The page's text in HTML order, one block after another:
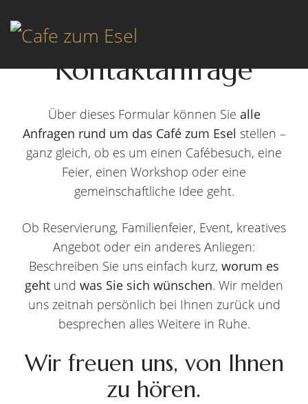
Kontaktanfrage
Über dieses Formular können Sie alle
Anfragen rund um das Café zum Esel stellen –
ganz gleich, ob es um einen Cafébesuch, eine
Feier, einen Workshop oder eine
gemeinschaftliche Idee geht.
Ob Reservierung, Familienfeier, Event, kreatives
Angebot oder ein anderes Anliegen:
Beschreiben Sie uns einfach kurz, worum es
geht und was Sie sich wünschen. Wir melden
uns zeitnah persönlich bei Ihnen zurück und
besprechen alles Weitere in Ruhe.
Wir freuen uns, von Ihnen
zu hören.